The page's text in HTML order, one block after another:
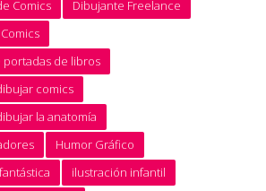
Comics
Dibujante Freelance
portadas de libros
comics
la anatomía
Humor Gráfico
ilustración infantil